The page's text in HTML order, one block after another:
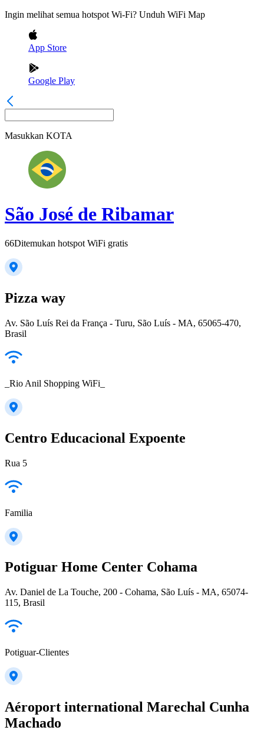
Ingin melihat semua hotspot Wi-Fi? Unduh WiFi Map
App Store
Google Play
Masukkan KOTA
São José de Ribamar
66Ditemukan hotspot WiFi gratis
Pizza way
Av. São Luís Rei da França - Turu, São Luís - MA, 65065-470,
Brasil
_Rio Anil Shopping WiFi_
Centro Educacional Expoente
Rua 5
Familia
Potiguar Home Center Cohama
Av. Daniel de La Touche, 200 - Cohama, São Luís - MA, 65074-
115, Brasil
Potiguar-Clientes
Aéroport international Marechal Cunha
Machado